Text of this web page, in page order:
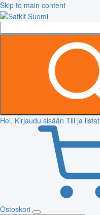
Skip to main content
Hei, Kirjaudu sisään Tili ja listat
Ostoskori